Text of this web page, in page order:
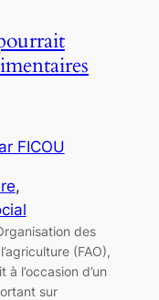
FICOU
des
(FAO),
l’occasion d’un
sur